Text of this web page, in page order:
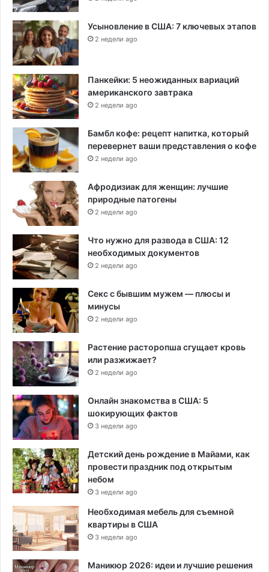
Усыновление в США: 7 ключевых этапов
2 недели ago
Панкейки: 5 неожиданных вариаций
американского завтрака
2 недели ago
Бамбл кофе: рецепт напитка, который
перевернет ваши представления о кофе
2 недели ago
Афродизиак для женщин: лучшие
природные патогены
2 недели ago
Что нужно для развода в США: 12
необходимых документов
2 недели ago
Секс с бывшим мужем — плюсы и
минусы
2 недели ago
Растение расторопша сгущает кровь
или разжижает?
2 недели ago
Онлайн знакомства в США: 5
шокирующих фактов
3 недели ago
Детский день рождение в Майами, как
провести праздник под открытым
небом
3 недели ago
Необходимая мебель для съемной
квартиры в США
3 недели ago
Маникюр 2026: идеи и лучшие решения